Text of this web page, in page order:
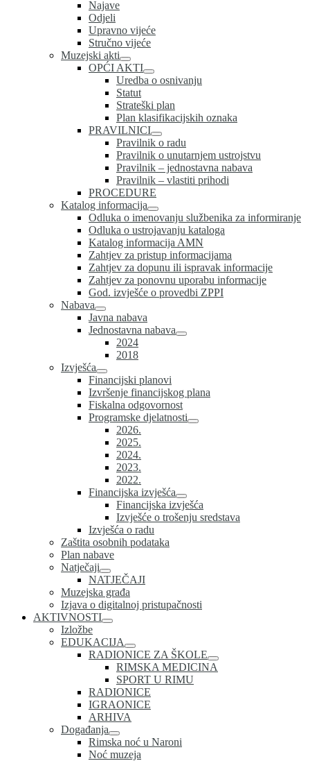
Najave
Odjeli
Upravno vijeće
Stručno vijeće
Muzejski akti
OPĆI AKTI
Uredba o osnivanju
Statut
Strateški plan
Plan klasifikacijskih oznaka
PRAVILNICI
Pravilnik o radu
Pravilnik o unutarnjem ustrojstvu
Pravilnik – jednostavna nabava
Pravilnik – vlastiti prihodi
PROCEDURE
Katalog informacija
Odluka o imenovanju službenika za informiranje
Odluka o ustrojavanju kataloga
Katalog informacija AMN
Zahtjev za pristup informacijama
Zahtjev za dopunu ili ispravak informacije
Zahtjev za ponovnu uporabu informacije
God. izvješće o provedbi ZPPI
Nabava
Javna nabava
Jednostavna nabava
2024
2018
Izvješća
Financijski planovi
Izvršenje financijskog plana
Fiskalna odgovornost
Programske djelatnosti
2026.
2025.
2024.
2023.
2022.
Financijska izvješća
Financijska izvješća
Izvješće o trošenju sredstava
Izvješća o radu
Zaštita osobnih podataka
Plan nabave
Natječaji
NATJEČAJI
Muzejska građa
Izjava o digitalnoj pristupačnosti
AKTIVNOSTI
Izložbe
EDUKACIJA
RADIONICE ZA ŠKOLE
RIMSKA MEDICINA
SPORT U RIMU
RADIONICE
IGRAONICE
ARHIVA
Događanja
Rimska noć u Naroni
Noć muzeja